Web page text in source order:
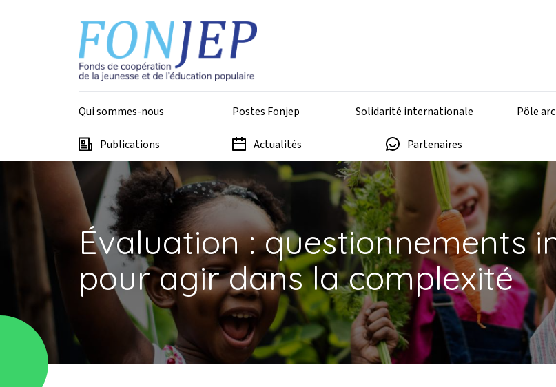
Top - Fonjep
Qui sommes-nous Postes Fonjep Solidarité internationale Pôle
Publications Actualités Partenaires
Évaluation : questionnements
pour agir dans la complexité